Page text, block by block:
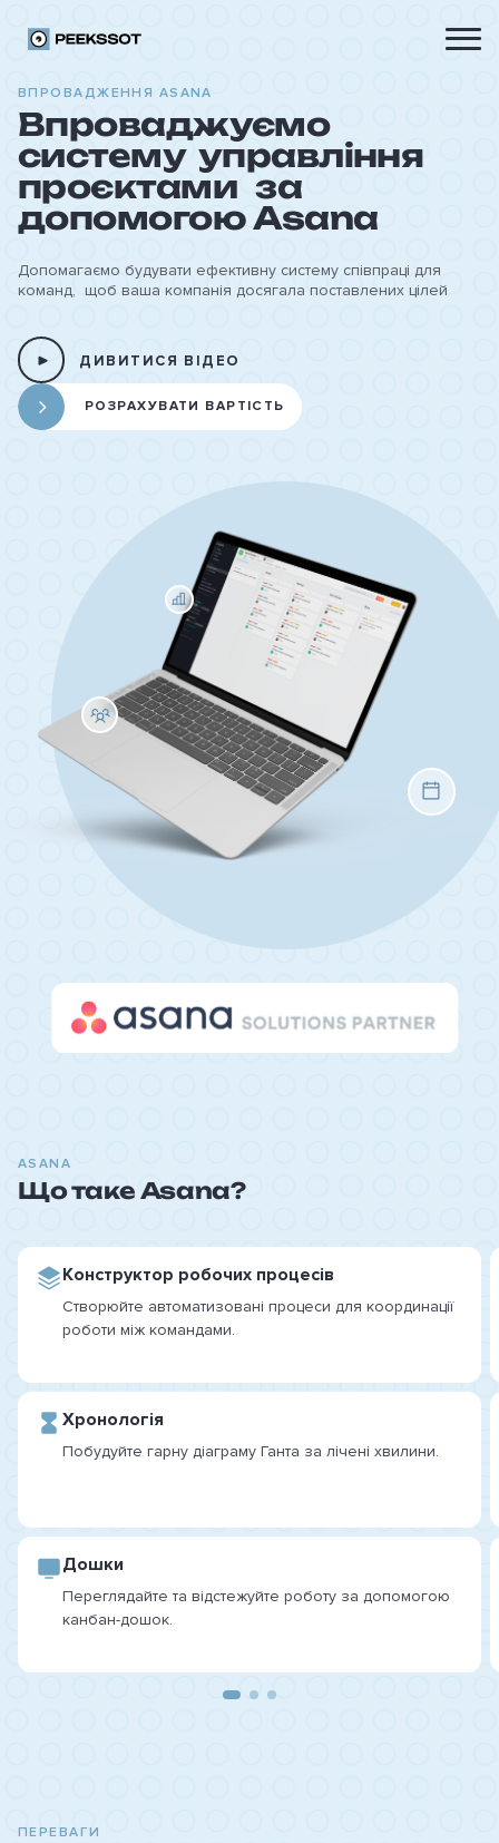
ВПРОВАДЖЕННЯ ASANA
Впроваджуємо
систему управління
проєктами за
допомогою Asana
Допомагаємо будувати ефективну систему співпраці для
команд, щоб ваша компанія досягала поставлених цілей
РОЗРАХУВАТИ ВАРТІСТЬ
ДИВИТИСЯ ВІДЕО
ASANA
Що таке Asana?
Конструктор робочих процесів
Створюйте автоматизовані процеси для координації
роботи між командами.
Хронологія
Побудуйте гарну діаграму Ганта за лічені хвилини.
Дошки
Переглядайте та відстежуйте роботу за допомогою
канбан-дошок.
ПЕРЕВАГИ